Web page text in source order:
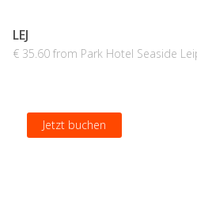
LEJ
€ 35.60 from Park Hotel Seaside
Jetzt buchen